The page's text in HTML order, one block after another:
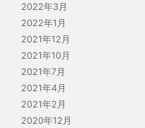
2022年3月
2022年1月
2021年12月
2021年10月
2021年7月
2021年4月
2021年2月
2020年12月